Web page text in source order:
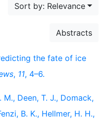
Sort by: Relevance
Abstracts
the fate of ice
, 11, 4–6.
Deen, T. J., Domack,
B. K., Hellmer, H. H.,